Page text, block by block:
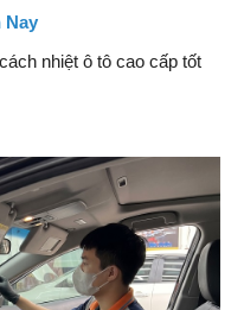
Nay
nhiệt ô tô cao cấp tốt